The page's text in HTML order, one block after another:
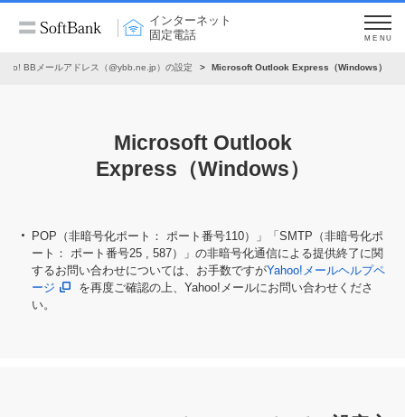
インターネット
固定電話
MENU
BBメールアドレス（@ybb.ne.jp）の設定 Microsoft Outlook Express（Windows）
Microsoft Outlook
Express（Windows）
POP（非暗号化ポート： ポート番号110）」「SMTP（非暗号化ポ
ート： ポート番号25 , 587）」の非暗号化通信による提供終了に関
するお問い合わせについては、お手数ですがYahoo!メールヘルプペ
ージ
を再度ご確認の上、Yahoo!メールにお問い合わせくださ
い。